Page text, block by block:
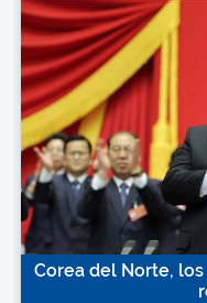
Corea del Norte,